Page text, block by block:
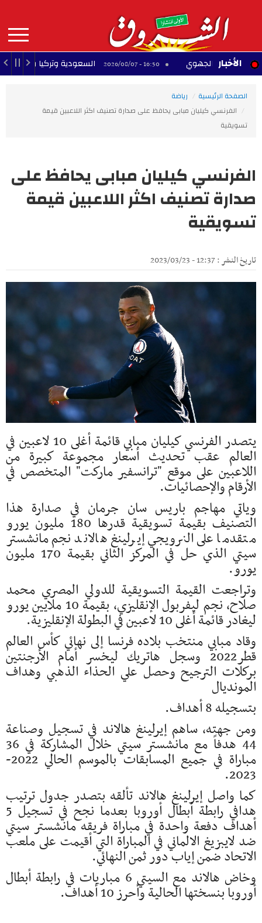
contenu
principal
MAIN
NAVIGATION الأخبار
الجهوي 16:50 - 2026/08/07 السعودية وتركيا وباكستان تُوقّع
الصفحة الرئيسية
رياضة
الفرنسي كيليان مبابى يحافظ على صدارة تصنيف اكثر اللاعبين قيمة
تسويقية
الفرنسي كيليان مبابى يحافظ على
صدارة تصنيف اكثر اللاعبين قيمة
تسويقية
تاريخ النشر : 12:37 - 2023/03/23
يتصدر الفرنسي كيليان مبابي قائمة أغلى 10 لاعبين في
العالم عقب تحديث أسعار مجموعة كبيرة من
اللاعبين على موقع "ترانسفير ماركت" المتخصص في
الأرقام والإحصائيات.
وياتي مهاجم باريس سان جرمان في صدارة هذا
التصنيف بقيمة تسويقية قدرها 180 مليون يورو
متقدما على النرويجي إيرلينغ هالاند نجم مانشستر
سيتي الذي حل في المركز الثاني بقيمة 170 مليون
يورو.
وتراجعت القيمة التسويقية للدولي المصري محمد
صلاح، نجم ليفربول الإنقليزي، بقيمة 10 ملايين يورو
ليغادر قائمة أغلى 10 لاعبين في البطولة الإنقليزية.
وقاد مبابي منتخب بلاده فرنسا إلى نهائي كأس العالم
قطر2022 وسجل هاتريك ليخسر أمام الأرجنتين
بركلات الترجيح وحصل علي الحذاء الذهبي وهداف
المونديال
بتسجيله 8 أهداف.
ومن جهته، ساهم إيرلينغ هالاند في تسجيل وصناعة
44 هدفاً مع مانشستر سيتي خلال المشاركة في 36
مباراة في جميع المسابقات بالموسم الحالي 2022-
2023.
كما واصل إيرلينغ هالاند تألقه بتصدر جدول ترتيب
هدافي رابطة أبطال أوروبا بعدما نجح في تسجيل 5
أهداف دفعة واحدة في مباراة فريقه مانشستر سيتي
ضد لايبزيغ الالماني في المباراة التي أقيمت على ملعب
الاتحاد ضمن إياب دور ثمن النهائي.
وخاض هالاند مع السيتي 6 مباريات في رابطة أبطال
أوروبا بنسختها الحالية وأحرز 10 أهداف.